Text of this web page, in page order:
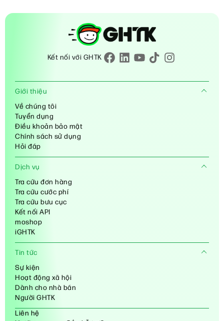
Kết nối với GHTK
Giới thiệu
Về chúng tôi
Tuyển dụng
Điều khoản bảo mật
Chính sách sử dụng
Hỏi đáp
Dịch vụ
Tra cứu đơn hàng
Tra cứu cước phí
Tra cứu bưu cục
Kết nối API
moshop
iGHTK
Tin tức
Sự kiện
Hoạt động xã hội
Dành cho nhà bán
Người GHTK
Liên hệ